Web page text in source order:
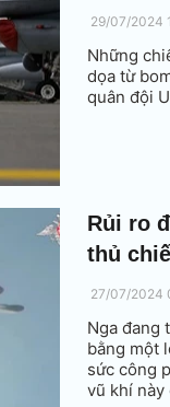
29/07/2024
Những
dọa từ
quân đội
Rủi ro
thủ
27/07/2024
Nga đang
bằng một
sức công
vũ khí